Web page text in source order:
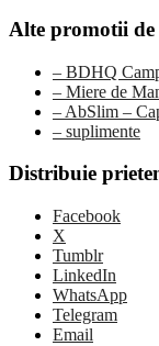
Alte promotii
– BDHQ
– Miere de
– AbSlim –
– suplimente
Distribuie
Facebook
X
Tumblr
LinkedIn
WhatsApp
Telegram
Email